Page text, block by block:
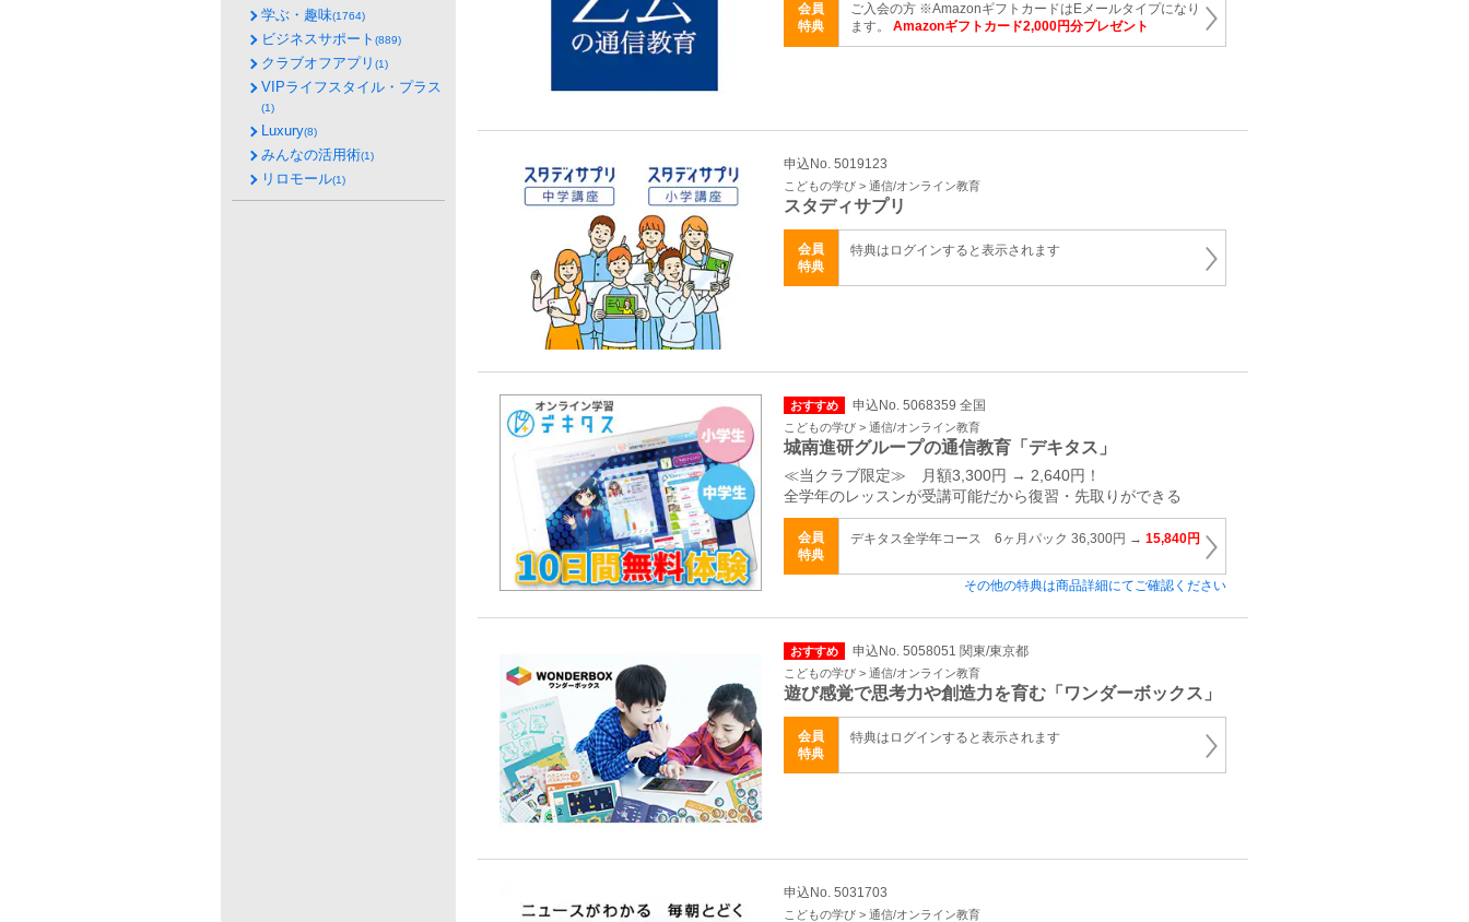
会員
特典
ご入会の方 ※AmazonギフトカードはEメールタイプになり
ます。 Amazonギフトカード2,000円分プレゼント
申込No. 5019123
こどもの学び > 通信/オンライン教育
スタディサプリ
会員
特典
特典はログインすると表示されます
おすすめ 申込No. 5068359 全国
こどもの学び > 通信/オンライン教育
城南進研グループの通信教育「デキタス」
≪当クラブ限定≫ 月額3,300円 → 2,640円！
全学年のレッスンが受講可能だから復習・先取りができる
会員
特典
デキタス全学年コース 6ヶ月パック 36,300円 → 15,840円
その他の特典は商品詳細にてご確認ください
おすすめ 申込No. 5058051 関東/東京都
こどもの学び > 通信/オンライン教育
遊び感覚で思考力や創造力を育む「ワンダーボックス」
会員
特典
特典はログインすると表示されます
申込No. 5031703
こどもの学び > 通信/オンライン教育
学ぶ・趣味(1764)
ビジネスサポート (889)
クラブオフアプリ (1)
VIPライフスタイル・プラス
(1)
Luxury(8)
みんなの活用術(1)
リロモール(1)